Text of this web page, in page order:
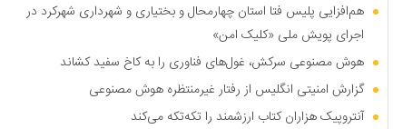
هم‌افزایی پلیس فتا استان چهارمحال و بختیاری و شهرداری شهرکرد در
اجرای پویش ملی «کلیک امن»
هوش مصنوعی سرکش، غول‌های فناوری را به کاخ سفید کشاند
گزارش امنیتی انگلیس از رفتار غیرمنتظره هوش مصنوعی
آنتروپیک هزاران کتاب ارزشمند را تکه‌تکه می‌کند